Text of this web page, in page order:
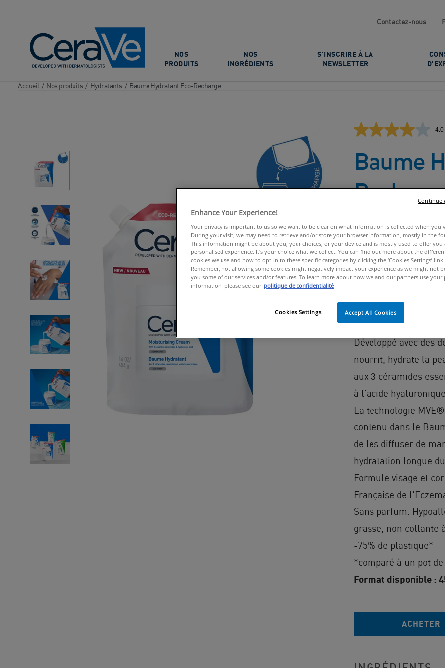
Contactez-nous
NOS
PRODUITS
NOS
INGRÉDIENTS
S’INSCRIRE À LA
NEWSLETTER
Accueil / Nos produits / Hydratants / Baume Hydratant Eco-Recharge
4.0
Baume
POUR LES PEAUX
SANS PARFUM,
Baume
Sèches à très
Nourrit, hydrate la
barrière cutanée.
Développé avec des
nourrit, hydrate la
aux 3 céramides
à l'acide
La technologie
contenu dans le
de les diffuser de
hydratation longue
Formule visage et
Française de
Sans parfum.
grasse, non collante
-75% de plastique*
*comparé à un pot de
Format disponible :
ACHETER
Enhance Your Experience!
Your privacy is important to us so we want to be clear on what information is collected when you
During your visit, we may need to retrieve and/or store your browser information, mostly in the
This information might be about you, your choices, or your device and is mostly used to offer you
personalised experience. It’s your choice what we collect. You can find out more about the
cookies we use and how to opt-in to these specific categories by clicking the ‘Cookies Settings’ link
Remember, not allowing some cookies might negatively impact your experience as we might not
you some of our services and/or features. To learn more about how we and our partners use your
information, please see our politique de confidentialité
Cookies Settings Accept All Cookies
Continue